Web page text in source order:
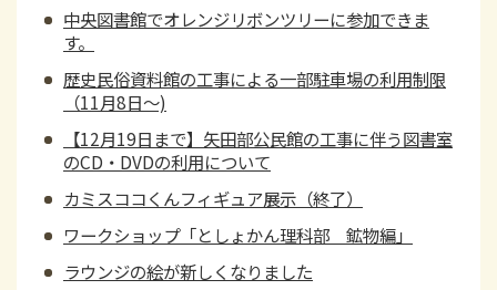
中央図書館でオレンジリボンツリーに参加できま
す。
歴史民俗資料館の工事による一部駐車場の利用制限
（11月8日～)
【12月19日まで】矢田部公民館の工事に伴う図書室
のCD・DVDの利用について
カミスココくんフィギュア展示（終了）
ワークショップ「としょかん理科部 鉱物編」
ラウンジの絵が新しくなりました